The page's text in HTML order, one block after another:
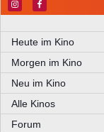
Heute im Kino
Morgen im Kino
Neu im Kino
Alle Kinos
Forum